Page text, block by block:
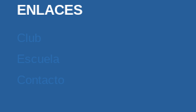
ENLACES